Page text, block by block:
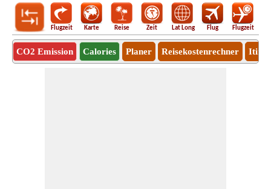
Flugzeit Karte Reise Zeit Lat Long Flug Flugzeit
CO2 Emission Calories Planer Reisekostenrechner